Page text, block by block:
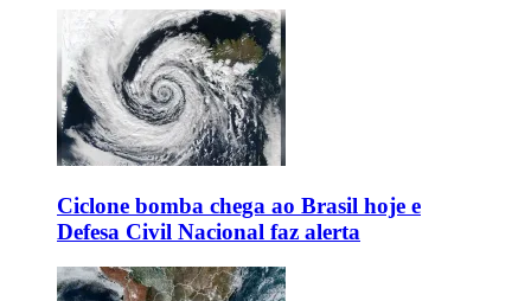
Ciclone bomba chega ao Brasil hoje e
Defesa Civil Nacional faz alerta